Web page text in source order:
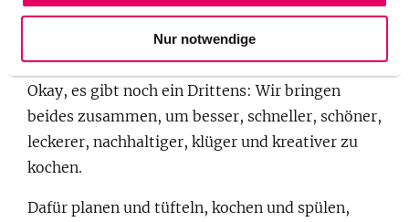
Nur notwendige
Okay, es gibt noch ein Drittens: Wir bringen
beides zusammen, um besser, schneller, schöner,
leckerer, nachhaltiger, klüger und kreativer zu
kochen.
Dafür planen und tüfteln, kochen und spülen,